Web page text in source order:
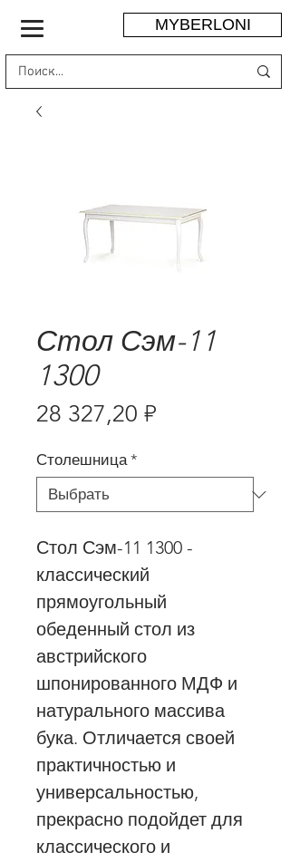
MYBERLONI
Стол Сэм-11
1300
28 327,20 ₽
Столешница *
Стол Сэм-11 1300 -
классический
прямоугольный
обеденный стол из
австрийского
шпонированного МДФ и
натурального массива
бука. Отличается своей
практичностью и
универсальностью,
прекрасно подойдет для
классического и